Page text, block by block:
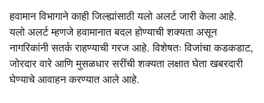
a
r
e
हवामान विभागाने काही जिल्ह्यांसाठी यलो अलर्ट जारी केला आहे.
यलो अलर्ट म्हणजे हवामानात बदल होण्याची शक्यता असून
नागरिकांनी सतर्क राहण्याची गरज आहे. विशेषतः विजांचा कडकडाट,
जोरदार वारे आणि मुसळधार सरींची शक्यता लक्षात घेता खबरदारी
घेण्याचे आवाहन करण्यात आले आहे.